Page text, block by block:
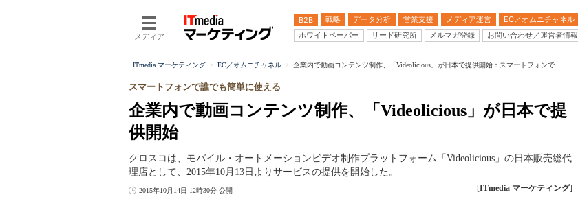
メディア
B2B 戦略 データ分析 営業支援 メディア運営 EC／オムニチャネル
ホワイトペーパー
リード研究所 メルマガ登録 お問い合わせ／運営者情報
ITmedia マーケティング EC／オムニチャネル 企業内で動画コンテンツ制作、「Videolicious」が日本で提供開始：スマートフォンで...
企業内で動画コンテンツ制作、「Videolicious」が日本で提
供開始
スマートフォンで誰でも簡単に使える
クロスコは、モバイル・オートメーションビデオ制作プラットフォーム「Videolicious」の日本販売総代
理店として、2015年10月13日よりサービスの提供を開始した。
2015年10月14日 12時30分 公開 [ITmedia マーケティング]